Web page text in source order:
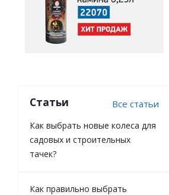
Статьи Все статьи
Как выбрать новые колеса для
садовых и строительных
тачек?
Как правильно выбрать